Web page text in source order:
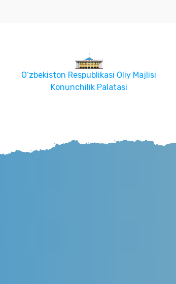
O‘zbekiston Respublikasi Oliy Majlisi
Konunchilik Palatasi